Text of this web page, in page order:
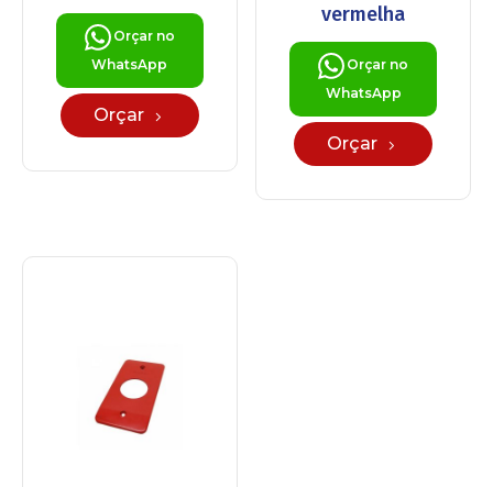
Orçar no
WhatsApp
Orçar
vermelha
Orçar no
WhatsApp
Orçar